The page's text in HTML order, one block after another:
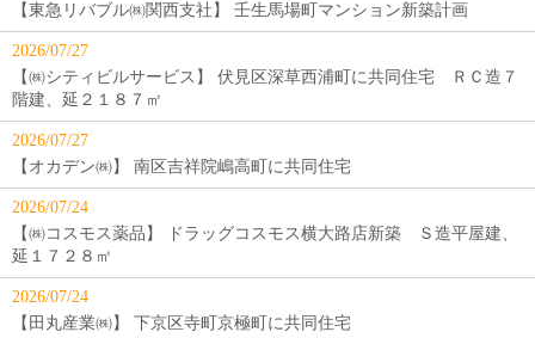
【東急リバブル㈱関西支社】 壬生馬場町マンション新築計画
2026/07/27
【㈱シティビルサービス】 伏見区深草西浦町に共同住宅 ＲＣ造７
階建、延２１８７㎡
2026/07/27
【オカデン㈱】 南区吉祥院嶋高町に共同住宅
2026/07/24
【㈱コスモス薬品】 ドラッグコスモス横大路店新築 Ｓ造平屋建、
延１７２８㎡
2026/07/24
【田丸産業㈱】 下京区寺町京極町に共同住宅